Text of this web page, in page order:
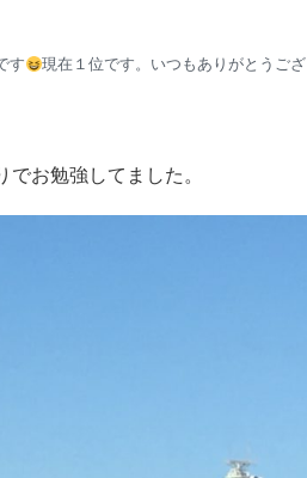
す
現在１位です。いつもありがとうござ
お勉強してました。